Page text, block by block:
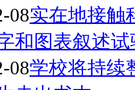
08实在地接触
和图表叙述试
08学校将持续